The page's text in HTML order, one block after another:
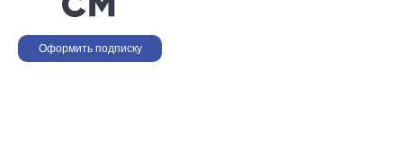
Оформить подписку